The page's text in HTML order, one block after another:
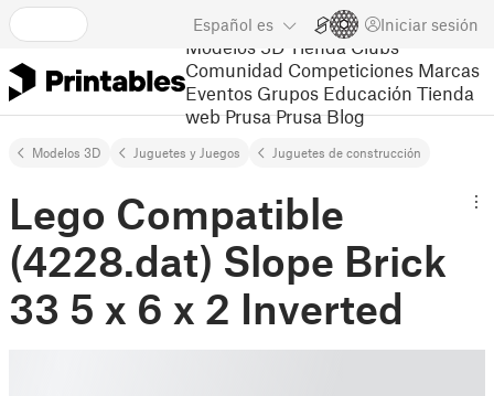
Español es Iniciar sesión
Modelos 3D Tienda Clubs
Comunidad Competiciones Marcas
Eventos Grupos Educación Tienda
web Prusa Prusa Blog
Modelos 3D Juguetes y Juegos Juguetes de construcción
Lego Compatible
(4228.dat) Slope Brick
33 5 x 6 x 2 Inverted